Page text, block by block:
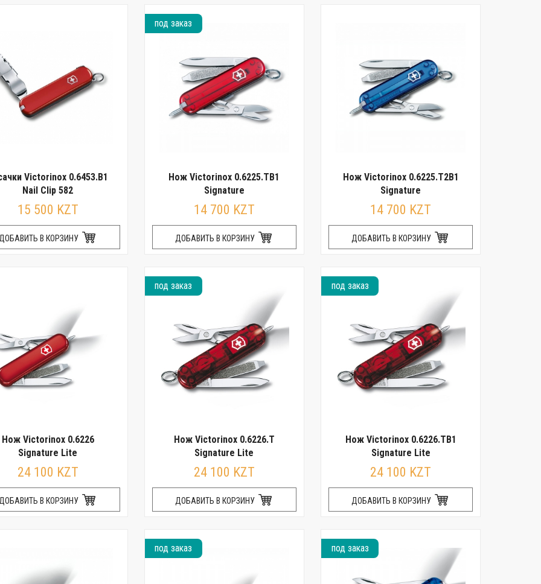
Victorinox 0.6453.B1
Nail Clip 582
15 500 KZT
В КОРЗИНУ
под заказ
Нож Victorinox 0.6225.TB1
Signature
14 700 KZT
ДОБАВИТЬ В КОРЗИНУ
Нож Victorinox 0.6225.T2B1
Signature
14 700 KZT
ДОБАВИТЬ В КОРЗИНУ
Нож Victorinox 0.6226
Signature Lite
24 100 KZT
В КОРЗИНУ
под заказ
Нож Victorinox 0.6226.T
Signature Lite
24 100 KZT
ДОБАВИТЬ В КОРЗИНУ
под заказ
Нож Victorinox 0.6226.TB1
Signature Lite
24 100 KZT
ДОБАВИТЬ В КОРЗИНУ
под заказ под заказ